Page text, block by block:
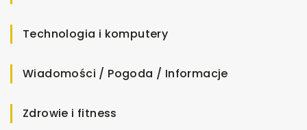
Technologia i komputery
Wiadomości / Pogoda / Informacje
Zdrowie i fitness